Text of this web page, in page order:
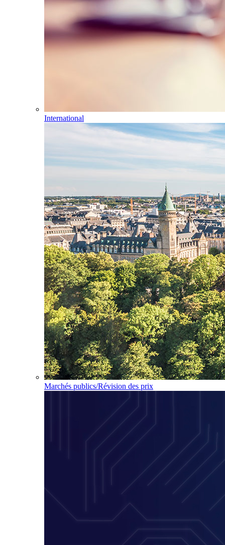
International
Marchés publics/Révision des prix